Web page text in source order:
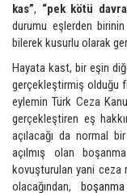
kas”, “pek kötü
durumu eşlerden
bilerek kusurlu olarak
Hayata kast, bir eşin
gerçekleştirmiş olduğu
eylemin Türk Ceza
gerçekleştiren eş
açılacağı da normal
açılmış olan
kovuşturulan yani ceza
olacağından,